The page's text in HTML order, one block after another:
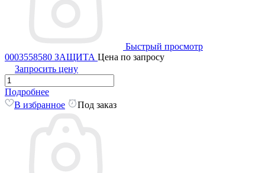
Быстрый просмотр
0003558580 ЗАЩИТА Цена по запросу
Запросить цену
Подробнее
В избранное
Под заказ